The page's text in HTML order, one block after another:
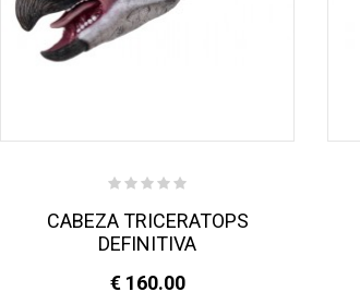
CABEZA TRICERATOPS
DEFINITIVA
€ 160.00